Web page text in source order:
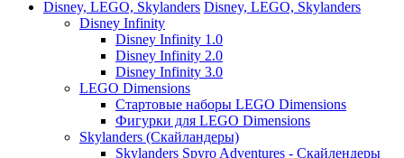
Disney, LEGO, Skylanders Disney, LEGO, Skylanders
Disney Infinity
Disney Infinity 1.0
Disney Infinity 2.0
Disney Infinity 3.0
LEGO Dimensions
Стартовые наборы LEGO Dimensions
Фигурки для LEGO Dimensions
Skylanders (Скайландеры)
Skylanders Spyro Adventures - Скайлендеры